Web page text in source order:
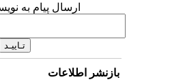
ارسال پیام به
بازنشر اطلاعات